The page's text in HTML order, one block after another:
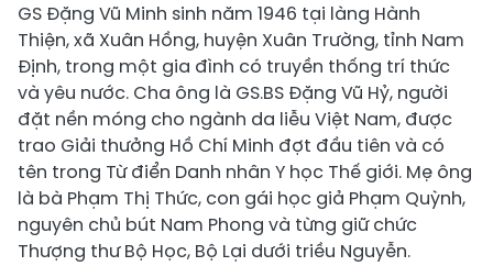
GS Đặng Vũ Minh sinh năm 1946 tại làng Hành
Thiện, xã Xuân Hồng, huyện Xuân Trường, tỉnh Nam
Định, trong một gia đình có truyền thống trí thức
và yêu nước. Cha ông là GS.BS Đặng Vũ Hỷ, người
đặt nền móng cho ngành da liễu Việt Nam, được
trao Giải thưởng Hồ Chí Minh đợt đầu tiên và có
tên trong Từ điển Danh nhân Y học Thế giới. Mẹ ông
là bà Phạm Thị Thức, con gái học giả Phạm Quỳnh,
nguyên chủ bút Nam Phong và từng giữ chức
Thượng thư Bộ Học, Bộ Lại dưới triều Nguyễn.